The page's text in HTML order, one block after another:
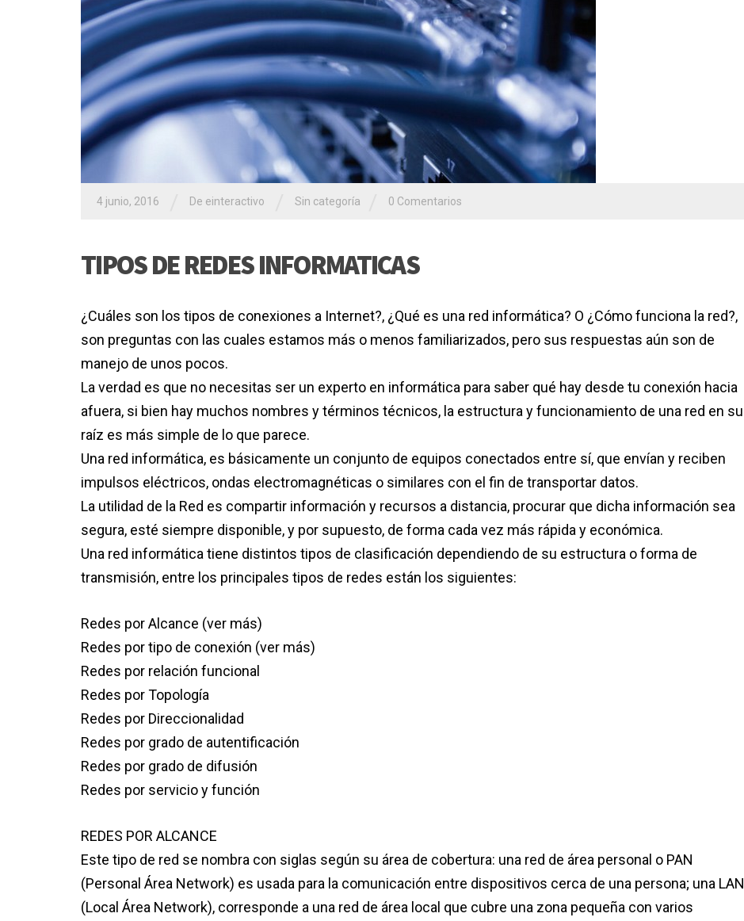
4 junio, 2016 De einteractivo Sin categoría 0 Comentarios
TIPOS DE REDES INFORMATICAS
¿Cuáles son los tipos de conexiones a Internet?, ¿Qué es una red informática? O ¿Cómo funciona la red?,
son preguntas con las cuales estamos más o menos familiarizados, pero sus respuestas aún son de
manejo de unos pocos.
La verdad es que no necesitas ser un experto en informática para saber qué hay desde tu conexión hacia
afuera, si bien hay muchos nombres y términos técnicos, la estructura y funcionamiento de una red en su
raíz es más simple de lo que parece.
Una red informática, es básicamente un conjunto de equipos conectados entre sí, que envían y reciben
impulsos eléctricos, ondas electromagnéticas o similares con el fin de transportar datos.
La utilidad de la Red es compartir información y recursos a distancia, procurar que dicha información sea
segura, esté siempre disponible, y por supuesto, de forma cada vez más rápida y económica.
Una red informática tiene distintos tipos de clasificación dependiendo de su estructura o forma de
transmisión, entre los principales tipos de redes están los siguientes:
Redes por Alcance (ver más)
Redes por tipo de conexión (ver más)
Redes por relación funcional
Redes por Topología
Redes por Direccionalidad
Redes por grado de autentificación
Redes por grado de difusión
Redes por servicio y función
REDES POR ALCANCE
Este tipo de red se nombra con siglas según su área de cobertura: una red de área personal o PAN
(Personal Área Network) es usada para la comunicación entre dispositivos cerca de una persona; una LAN
(Local Área Network), corresponde a una red de área local que cubre una zona pequeña con varios